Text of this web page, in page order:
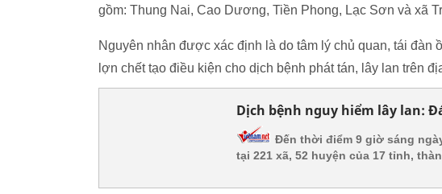
gồm: Thung Nai, Cao Dương, Tiền Phong, Lạc Sơn và xã
Nguyên nhân được xác định là do tâm lý chủ quan, tái đàn
lợn chết tạo điều kiện cho dịch bệnh phát tán, lây lan trên
Dịch bệnh nguy hiểm lây lan:
Đến thời điểm 9 giờ sáng
tại 221 xã, 52 huyện của 17 tỉnh,